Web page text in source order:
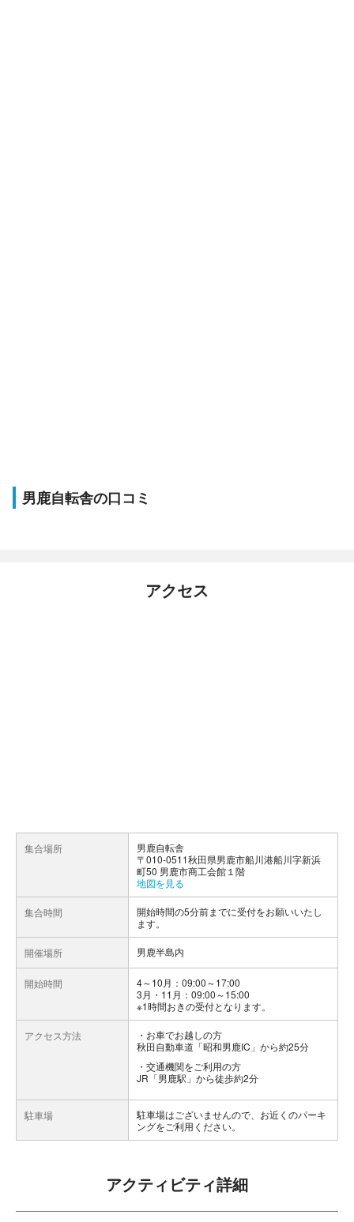
男鹿自転舎の口コミ
アクセス
集合場所
男鹿自転舎
〒010-0511秋田県男鹿市船川港船川字新浜
町50 男鹿市商工会館１階
地図を見る
集合時間
開始時間の5分前までに受付をお願いいたし
ます。
開催場所 男鹿半島内
開始時間
4～10月：09:00～17:00
3月・11月：09:00～15:00
※1時間おきの受付となります。
アクセス方法
お車でお越しの方
秋田自動車道「昭和男鹿IC」から約25分
交通機関をご利用の方
JR「男鹿駅」から徒歩約2分
駐車場
駐車場はございませんので、お近くのパーキ
ングをご利用ください。
アクティビティ詳細